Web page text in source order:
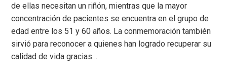
de ellas necesitan un riñón, mientras que la mayor
concentración de pacientes se encuentra en el grupo de
edad entre los 51 y 60 años. La conmemoración también
sirvió para reconocer a quienes han logrado recuperar su
calidad de vida gracias…